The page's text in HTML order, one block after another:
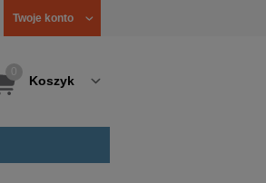
Twoje konto
Koszyk